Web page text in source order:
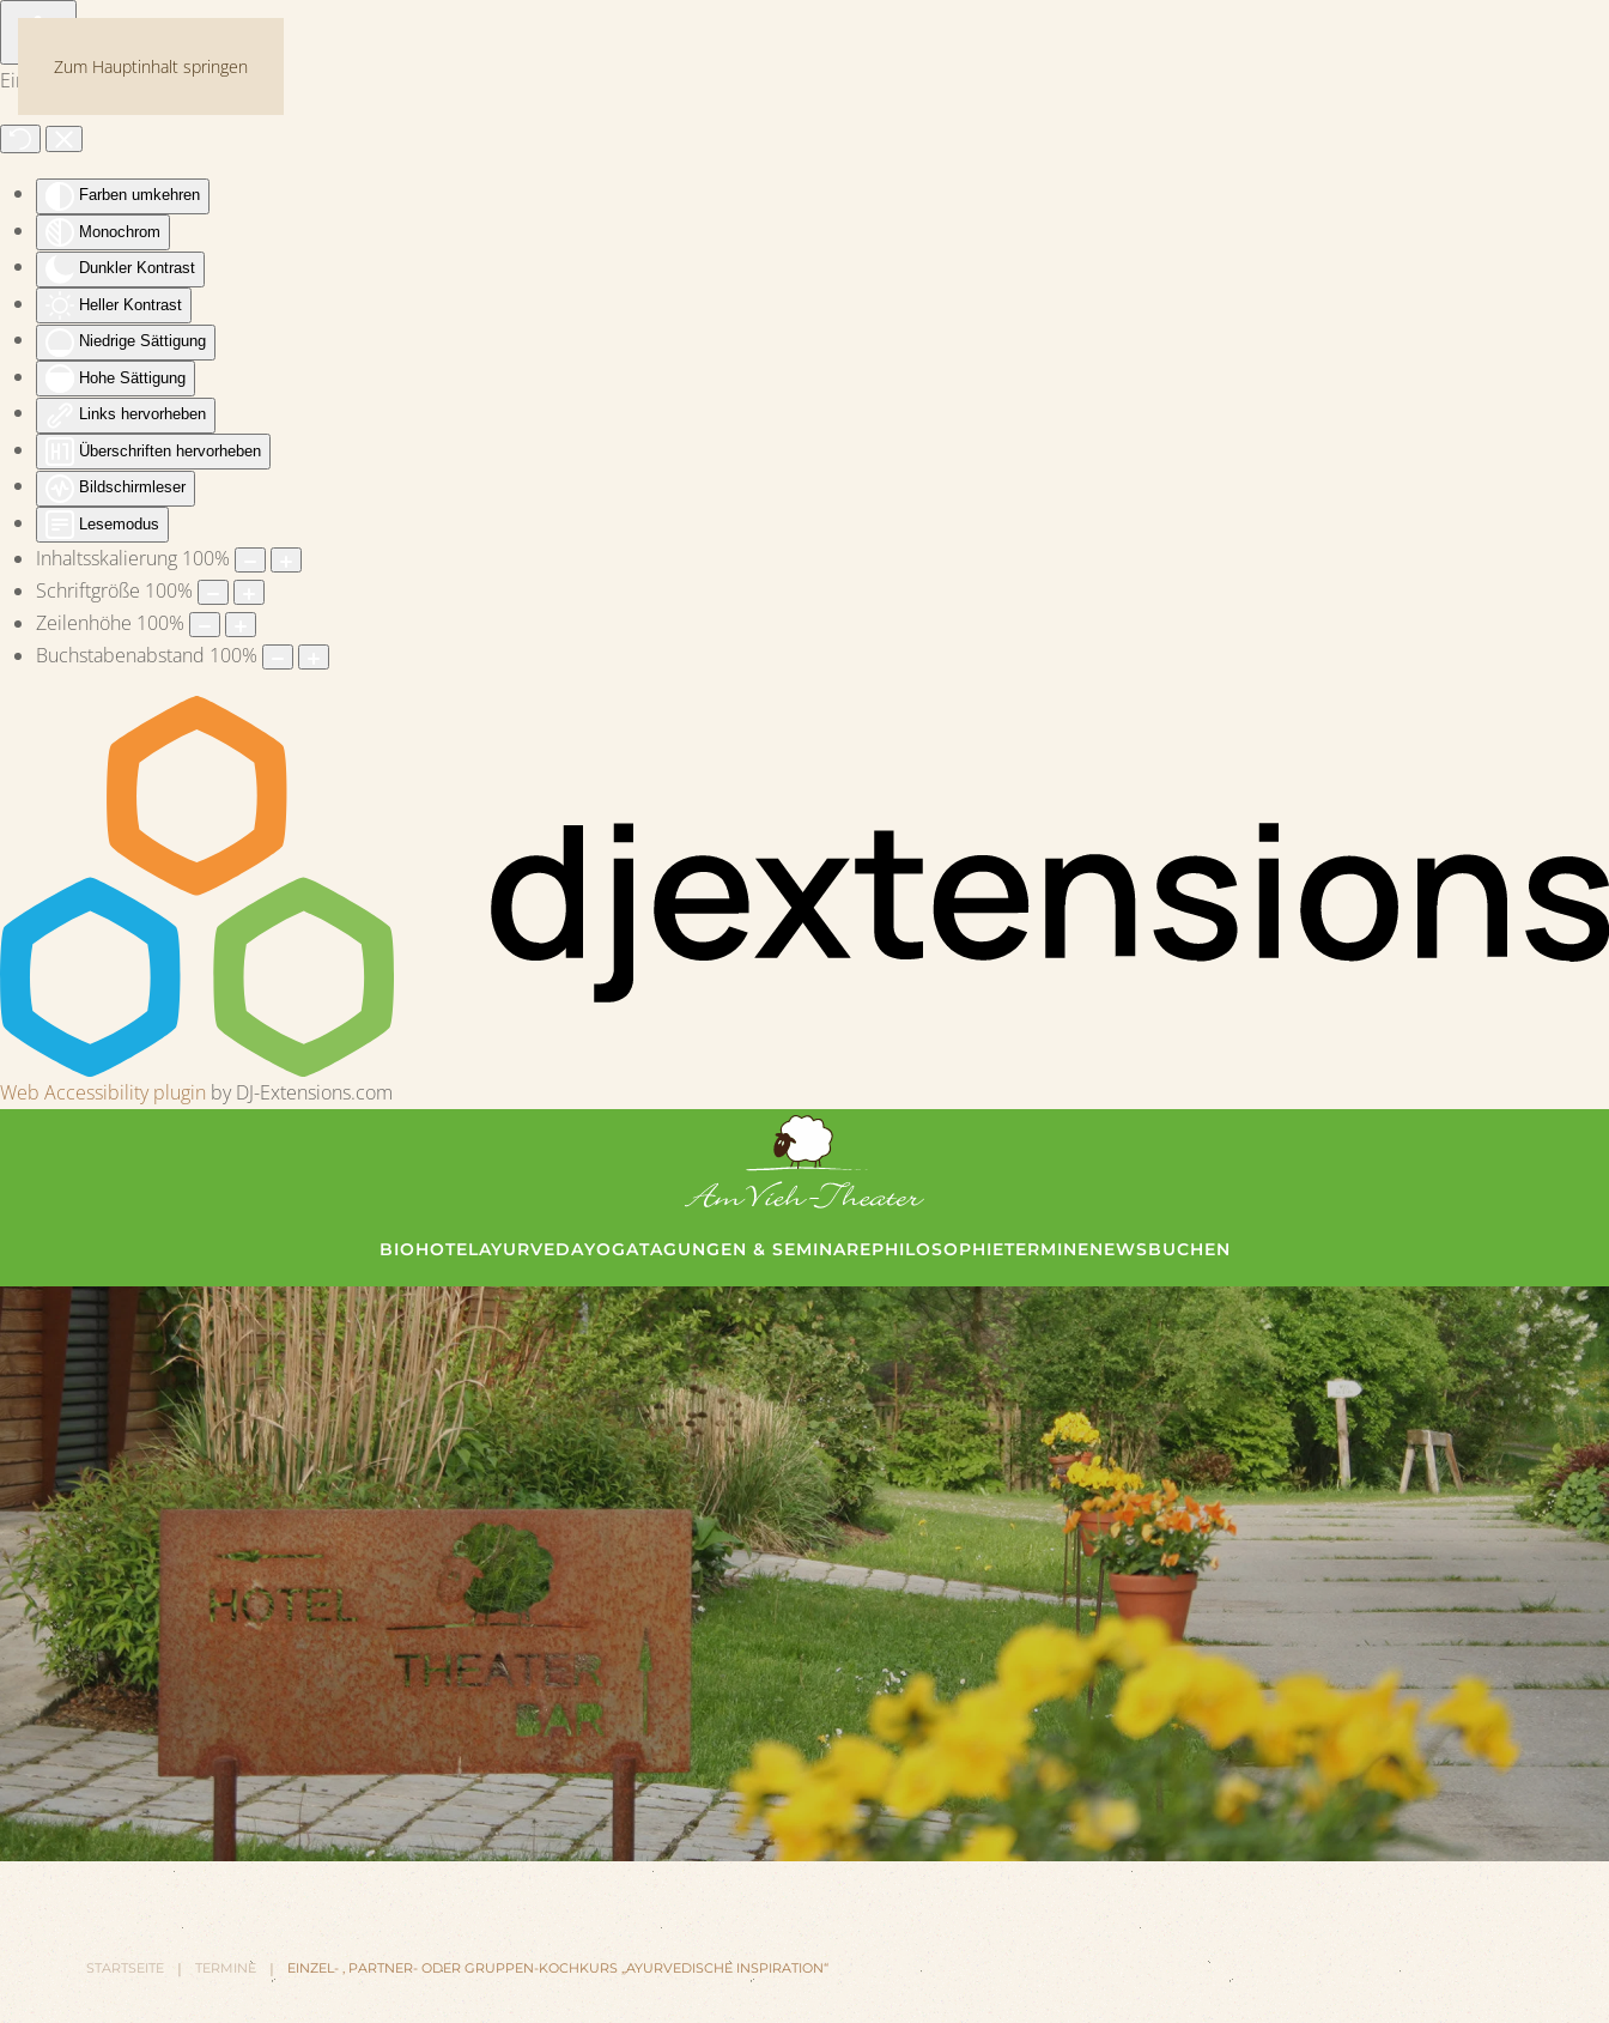
Eingabehilfen öffnen
Farben umkehren
Monochrom
Dunkler Kontrast
Heller Kontrast
Niedrige Sättigung
Hohe Sättigung
Links hervorheben
Überschriften hervorheben
Bildschirmleser
Lesemodus
Inhaltsskalierung 100%
Schriftgröße 100%
Zeilenhöhe 100%
Buchstabenabstand 100%
Web Accessibility plugin by DJ-Extensions.com
Zum Hauptinhalt springen
BIOHOTELAYURVEDAYOGATAGUNGEN & SEMINAREPHILOSOPHIETERMINENEWSBUCHEN
STARTSEITE TERMINE EINZEL- , PARTNER- ODER GRUPPEN-KOCHKURS „AYURVEDISCHE INSPIRATION“